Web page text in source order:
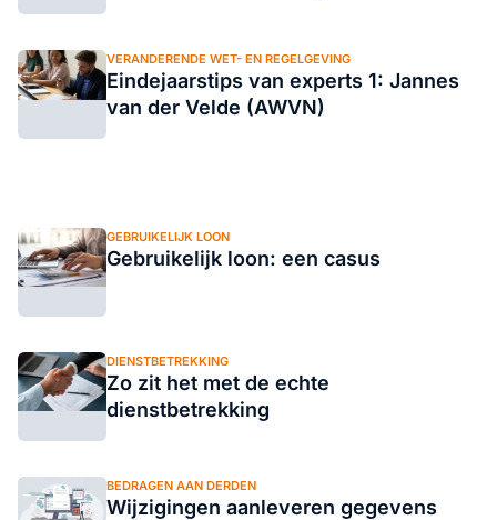
VERANDERENDE WET- EN REGELGEVING
Eindejaarstips van experts 1: Jannes
van der Velde (AWVN)
GEBRUIKELIJK LOON
Gebruikelijk loon: een casus
DIENSTBETREKKING
Zo zit het met de echte
dienstbetrekking
BEDRAGEN AAN DERDEN
Wijzigingen aanleveren gegevens